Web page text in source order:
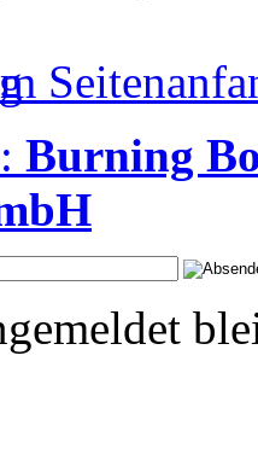
Burning